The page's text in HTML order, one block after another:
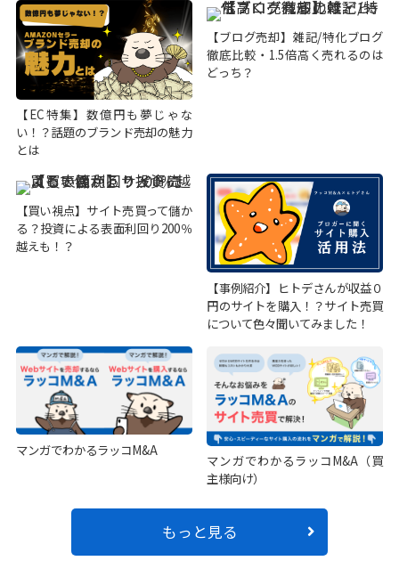
【EC特集】数億円も夢じゃな
い！？話題のブランド売却の魅力
とは
【ブログ売却】雑記/特化ブログ
徹底比較・1.5倍高く売れるのは
どっち？
【買い視点】サイト売買って儲か
る？投資による表面利回り200％
越えも！？
【事例紹介】ヒトデさんが収益０
円のサイトを購入！？サイト売買
について色々聞いてみました！
マンガでわかるラッコM&A
マンガでわかるラッコM&A（買
主様向け）
もっと見る